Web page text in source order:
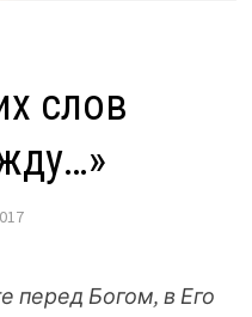
слов
перед Богом, в Его